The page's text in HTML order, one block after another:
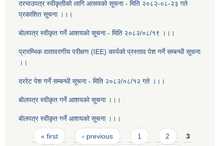
दरभाउपत्र स्वीकृतीको लागि आसयको सूचना - मिति २०८२-०८-२३ गते
प्रकाशित सूचना ।।।
बोलपत्र स्वीकृत गर्ने आशयको सूचना - मिति २०८२/०८/१९ ।।।
प्रारम्भिक वातावरणीय परीक्षण (IEE) कार्यको प्रस्ताव पेश गर्ने सम्बन्धी सूचना
।।
दररेट पेश गर्ने सम्बन्धी सूचना - मिति २०८२/०८/१२ गते ।।।
बोलपत्र स्वीकृत गर्ने आशयको सूचना ।।।
बोलपत्र स्वीकृत गर्ने आशयको सूचना ।।।
Pages
« first ‹ previous 1 2 3